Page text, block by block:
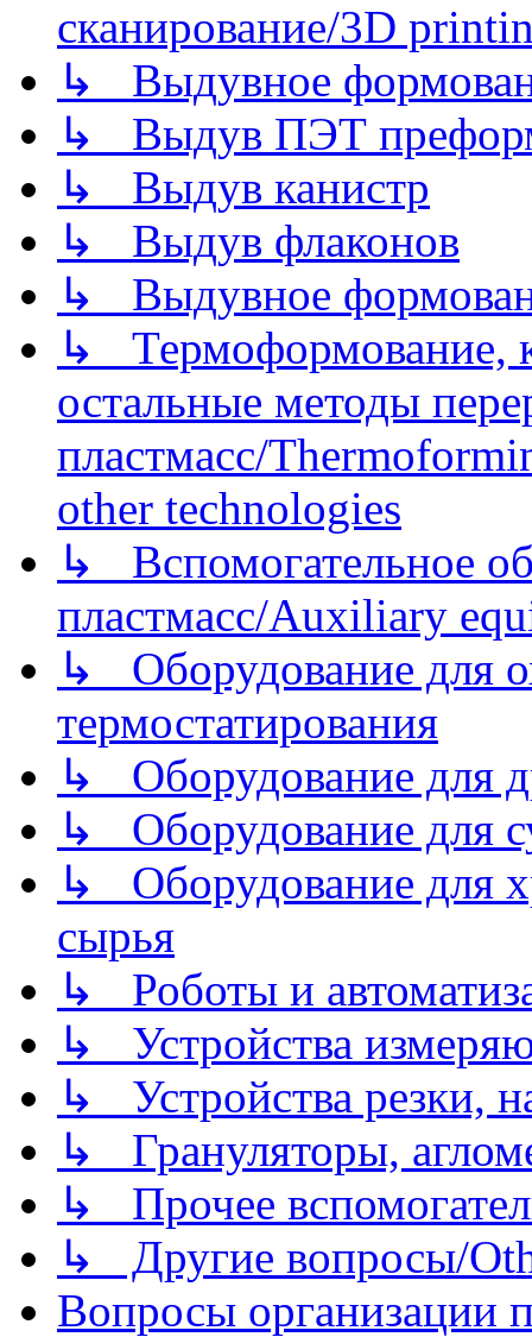
сканирование/3D
↳ Выдувное
↳ Выдув ПЭТ
↳ Выдув канистр
↳ Выдув флаконов
↳ Выдувное
↳ Термоформование,
остальные методы
пластмасс/
other technologies
↳ Вспомогательное
пластмасс/Auxiliary
↳ Оборудование для
термостатирования
↳ Оборудование для
↳ Оборудование для
↳ Оборудование для
сырья
↳ Роботы и
↳ Устройства
↳ Устройства резки,
↳ Грануляторы,
↳ Прочее
↳ Другие вопросы/
Вопросы организации